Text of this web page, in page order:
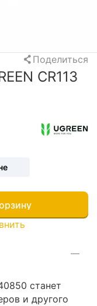
Поделиться
CR113
станет
и другого